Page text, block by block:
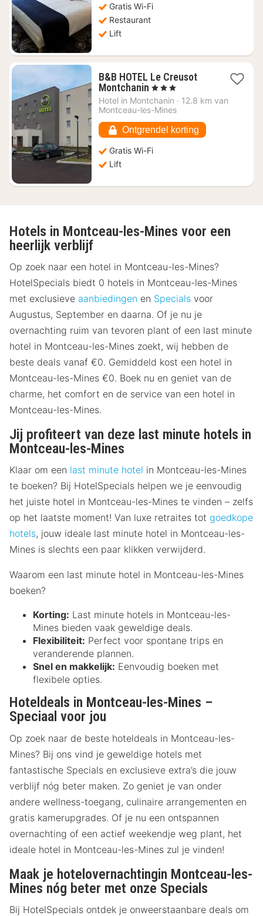
Gratis Wi-Fi
Restaurant
Lift
B&B HOTEL Le Creusot
Montchanin 1
nacht
vanaf
60,46
, 3 Sterren
Hotel in Montchanin · 12.8 km van
Montceau-les-Mines
Ontgrendel korting
Gratis Wi-Fi
Lift
Hotels in Montceau-les-Mines voor een
heerlijk verblijf
Op zoek naar een hotel in Montceau-les-Mines?
HotelSpecials biedt 0 hotels in Montceau-les-Mines
met exclusieve aanbiedingen en Specials voor
Augustus, September en daarna. Of je nu je
overnachting ruim van tevoren plant of een last minute
hotel in Montceau-les-Mines zoekt, wij hebben de
beste deals vanaf €0. Gemiddeld kost een hotel in
Montceau-les-Mines €0. Boek nu en geniet van de
charme, het comfort en de service van een hotel in
Montceau-les-Mines.
Jij profiteert van deze last minute hotels in
Montceau-les-Mines
Klaar om een last minute hotel in Montceau-les-Mines
te boeken? Bij HotelSpecials helpen we je eenvoudig
het juiste hotel in Montceau-les-Mines te vinden – zelfs
op het laatste moment! Van luxe retraites tot goedkope
hotels, jouw ideale last minute hotel in Montceau-les-
Mines is slechts een paar klikken verwijderd.
Waarom een last minute hotel in Montceau-les-Mines
boeken?
Korting: Last minute hotels in Montceau-les-
Mines bieden vaak geweldige deals.
Flexibiliteit: Perfect voor spontane trips en
veranderende plannen.
Snel en makkelijk: Eenvoudig boeken met
flexibele opties.
Hoteldeals in Montceau-les-Mines –
Speciaal voor jou
Op zoek naar de beste hoteldeals in Montceau-les-
Mines? Bij ons vind je geweldige hotels met
fantastische Specials en exclusieve extra’s die jouw
verblijf nóg beter maken. Zo geniet je van onder
andere wellness-toegang, culinaire arrangementen en
gratis kamerupgrades. Of je nu een ontspannen
overnachting of een actief weekendje weg plant, het
ideale hotel in Montceau-les-Mines zul je vinden!
Maak je hotelovernachtingin Montceau-les-
Mines nóg beter met onze Specials
Bij HotelSpecials ontdek je onweerstaanbare deals om